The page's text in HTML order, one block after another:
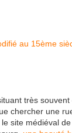
très
chercher une
site médiéval de